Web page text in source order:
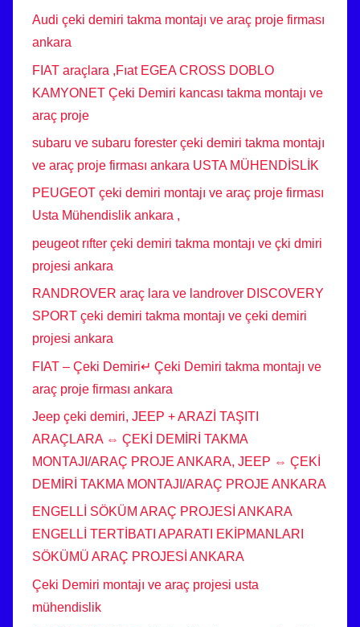
Audi çeki demiri takma montajı ve araç proje firması
ankara
FIAT araçlara ,Fıat EGEA CROSS DOBLO
KAMYONET Çeki Demiri kancası takma montajı ve
araç proje
subaru ve subaru forester çeki demiri takma montajı
ve araç proje firması ankara USTA MÜHENDİSLİK
PEUGEOT çeki demiri montajı ve araç proje firması
Usta Mühendislik ankara ,
peugeot rıfter çeki demiri takma montajı ve çki dmiri
projesi ankara
RANDROVER araç lara ve landrover DISCOVERY
SPORT çeki demiri takma montajı ve çeki demiri
projesi ankara
FIAT – Çeki Demiri↵ Çeki Demiri takma montajı ve
araç proje firması ankara
Jeep çeki demiri, JEEP + ARAZİ TAŞITI
ARAÇLARA ⇔ ÇEKİ DEMİRİ TAKMA
MONTAJI/ARAÇ PROJE ANKARA, JEEP ⇔ ÇEKİ
DEMİRİ TAKMA MONTAJI/ARAÇ PROJE ANKARA
ENGELLİ SÖKÜM ARAÇ PROJESİ ANKARA
ENGELLİ TERTİBATI APARATI EKİPMANLARI
SÖKÜMÜ ARAÇ PROJESİ ANKARA
Çeki Demiri montajı ve araç projesi usta
mühendislik